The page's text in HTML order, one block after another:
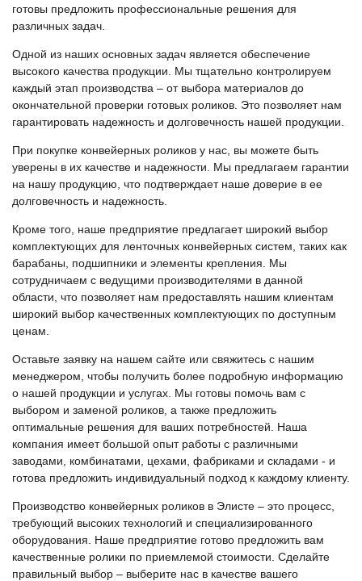
готовы предложить профессиональные решения для
различных задач.
Одной из наших основных задач является обеспечение
высокого качества продукции. Мы тщательно контролируем
каждый этап производства – от выбора материалов до
окончательной проверки готовых роликов. Это позволяет нам
гарантировать надежность и долговечность нашей продукции.
При покупке конвейерных роликов у нас, вы можете быть
уверены в их качестве и надежности. Мы предлагаем гарантии
на нашу продукцию, что подтверждает наше доверие в ее
долговечность и надежность.
Кроме того, наше предприятие предлагает широкий выбор
комплектующих для ленточных конвейерных систем, таких как
барабаны, подшипники и элементы крепления. Мы
сотрудничаем с ведущими производителями в данной
области, что позволяет нам предоставлять нашим клиентам
широкий выбор качественных комплектующих по доступным
ценам.
Оставьте заявку на нашем сайте или свяжитесь с нашим
менеджером, чтобы получить более подробную информацию
о нашей продукции и услугах. Мы готовы помочь вам с
выбором и заменой роликов, а также предложить
оптимальные решения для ваших потребностей. Наша
компания имеет большой опыт работы с различными
заводами, комбинатами, цехами, фабриками и складами - и
готова предложить индивидуальный подход к каждому клиенту.
Производство конвейерных роликов в Элисте – это процесс,
требующий высоких технологий и специализированного
оборудования. Наше предприятие готово предложить вам
качественные ролики по приемлемой стоимости. Сделайте
правильный выбор – выберите нас в качестве вашего